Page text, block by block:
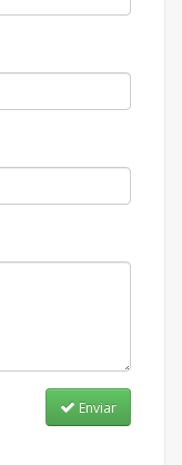
Enviar